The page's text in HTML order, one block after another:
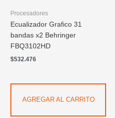
Procesadores
Ecualizador Grafico 31
bandas x2 Behringer
FBQ3102HD
$532.476
AGREGAR AL CARRITO